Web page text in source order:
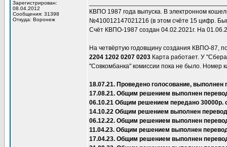
Зарегистрирован:
08.04.2012
Сообщения: 31398
Откуда: Воронеж
КВПО 1987 года выпуска. В электронном
№410012147021216 (в этом счёте 15 цифр.
Счёт КВПО-1987 создан 04.02.2021г. На
На четвёртую годовщину создания КВПО-87,
2204 1202 0207 0203 Карта работает. У
"Совкомбанка" комиссии пока не было. Номер
18.07.21. Проведено голосование,
17.08.21. Общим решением выполнен
06.10.21 Общим решением передано 30000р.
14.10.22 Общим решением выполнен
06.12.22. Общим решением выполнен
11.04.23. Общим решением выполнен
17.04.23. Общим решением выполнен